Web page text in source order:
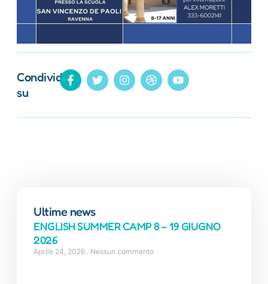
Condividi
su
Ultime news
ENGLISH SUMMER CAMP 8 – 19 GIUGNO
2026
Aprile 24, 2026 Nessun commento